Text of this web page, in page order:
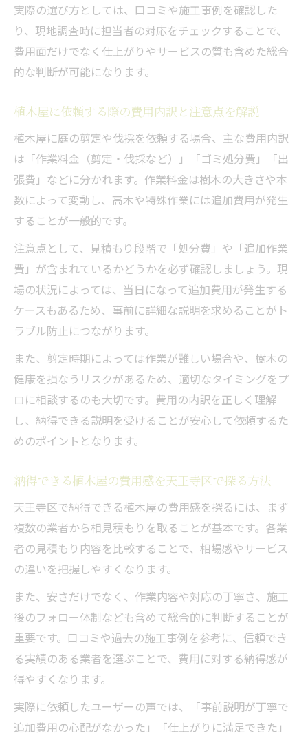
実際の選び方としては、口コミや施工事例を確認した
り、現地調査時に担当者の対応をチェックすることで、
費用面だけでなく仕上がりやサービスの質も含めた総合
的な判断が可能になります。
植木屋に依頼する際の費用内訳と注意点を解説
植木屋に庭の剪定や伐採を依頼する場合、主な費用内訳
は「作業料金（剪定・伐採など）」「ゴミ処分費」「出
張費」などに分かれます。作業料金は樹木の大きさや本
数によって変動し、高木や特殊作業には追加費用が発生
することが一般的です。
注意点として、見積もり段階で「処分費」や「追加作業
費」が含まれているかどうかを必ず確認しましょう。現
場の状況によっては、当日になって追加費用が発生する
ケースもあるため、事前に詳細な説明を求めることがト
ラブル防止につながります。
また、剪定時期によっては作業が難しい場合や、樹木の
健康を損なうリスクがあるため、適切なタイミングをプ
ロに相談するのも大切です。費用の内訳を正しく理解
し、納得できる説明を受けることが安心して依頼するた
めのポイントとなります。
納得できる植木屋の費用感を天王寺区で探る方法
天王寺区で納得できる植木屋の費用感を探るには、まず
複数の業者から相見積もりを取ることが基本です。各業
者の見積もり内容を比較することで、相場感やサービス
の違いを把握しやすくなります。
また、安さだけでなく、作業内容や対応の丁寧さ、施工
後のフォロー体制なども含めて総合的に判断することが
重要です。口コミや過去の施工事例を参考に、信頼でき
る実績のある業者を選ぶことで、費用に対する納得感が
得やすくなります。
実際に依頼したユーザーの声では、「事前説明が丁寧で
追加費用の心配がなかった」「仕上がりに満足できた」